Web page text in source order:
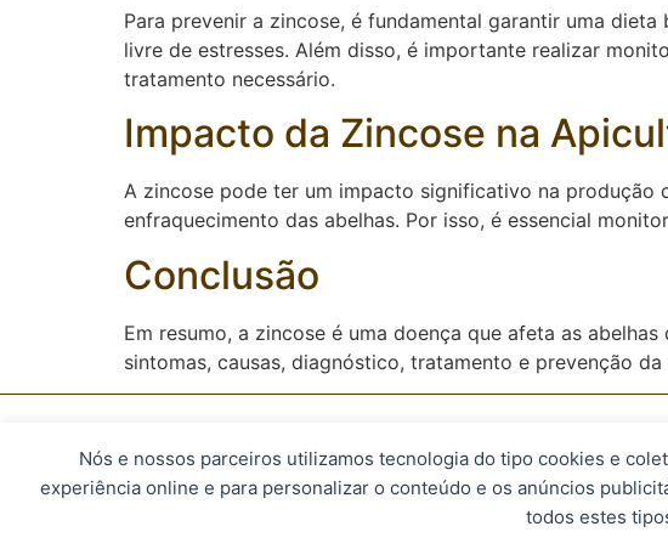
Nós e nossos parceiros utilizamos tecnologia do tipo cookies e
experiência online e para personalizar o conteúdo e os anúncios
todos estes
Para prevenir a zincose, é fundamental garantir uma
livre de estresses. Além disso, é importante realizar
tratamento necessário.
Impacto da Zincose na
A zincose pode ter um impacto significativo na produção
enfraquecimento das abelhas. Por isso, é essencial
Conclusão
Em resumo, a zincose é uma doença que afeta as
sintomas, causas, diagnóstico, tratamento e prevenção
© 2023, Apismel. Todos os direitos reservados.